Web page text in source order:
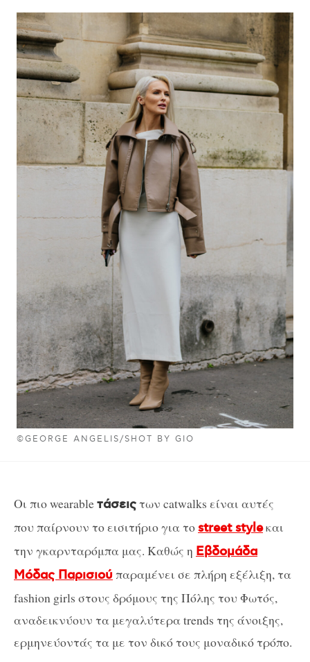
©GEORGE ANGELIS/SHOT BY GIO
Οι πιο wearableτάσειςτων catwalks είναι αυτές
που παίρνουν το εισιτήριο για τοstreet styleκαι
την γκαρνταρόμπα μας. Καθώς η Εβδομάδα
Μόδας Παρισιού παραμένει σε πλήρη εξέλιξη, τα
fashion girls στους δρόμους της Πόλης του Φωτός,
αναδεικνύουν τα μεγαλύτερα trends της άνοιξης,
ερμηνεύοντάς τα με τον δικό τους μοναδικό τρόπο.